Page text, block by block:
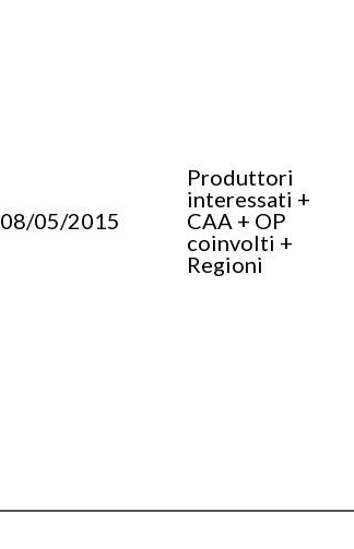
08/05/2015
Produttori
interessati +
CAA + OP
coinvolti +
Regioni